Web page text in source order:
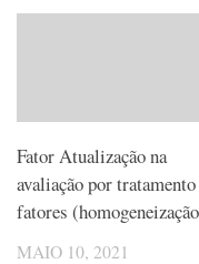
Fator Atualização na
avaliação por tratamento
fatores
MAIO 10, 2021